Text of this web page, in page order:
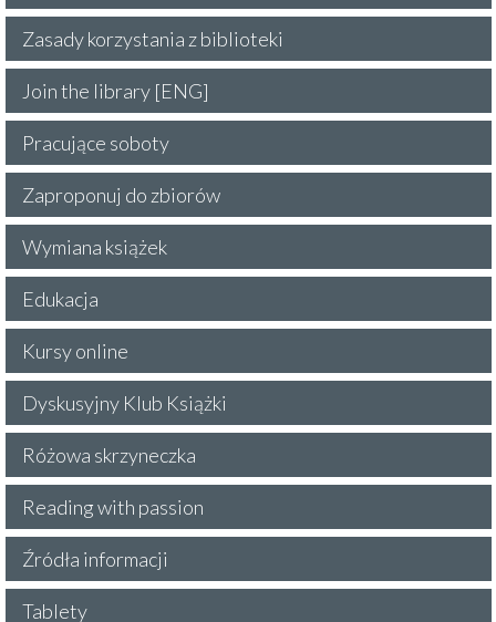
Zasady korzystania z biblioteki
Join the library [ENG]
Pracujące soboty
Zaproponuj do zbiorów
Wymiana książek
Edukacja
Kursy online
Dyskusyjny Klub Książki
Różowa skrzyneczka
Reading with passion
Źródła informacji
Tablety